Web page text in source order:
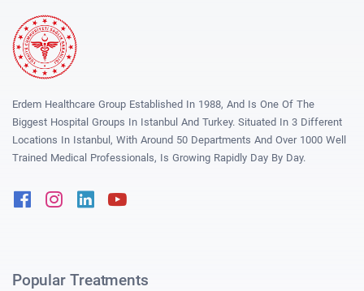
Erdem Healthcare Group Established In 1988, And Is One Of The
Biggest Hospital Groups In Istanbul And Turkey. Situated In 3 Different
Locations In Istanbul, With Around 50 Departments And Over 1000 Well
Trained Medical Professionals, Is Growing Rapidly Day By Day.
FacebookInstagram
Linkedin
Popular Treatments